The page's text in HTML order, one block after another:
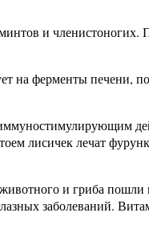
и
на ферменты печени,
лисичек лечат
и гриба
заболеваний.